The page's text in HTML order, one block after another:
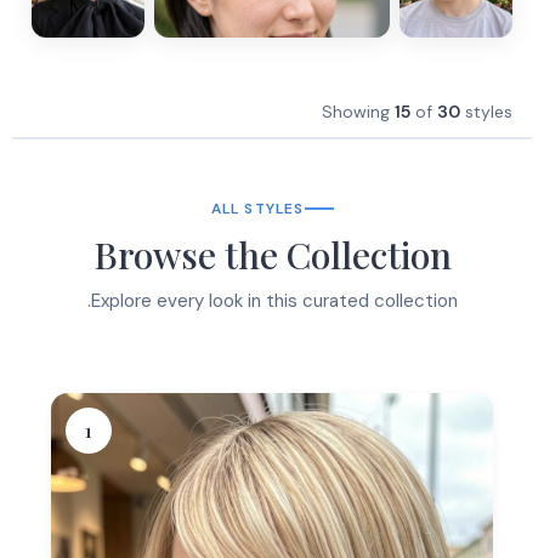
Showing 15 of 30 styles
ALL STYLES
Browse the Collection
Explore every look in this curated collection.
1